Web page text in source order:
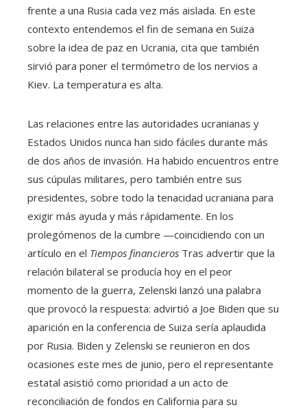
frente a una Rusia cada vez más aislada. En este
contexto entendemos el fin de semana en Suiza
sobre la idea de paz en Ucrania, cita que también
sirvió para poner el termómetro de los nervios a
Kiev. La temperatura es alta.
Las relaciones entre las autoridades ucranianas y
Estados Unidos nunca han sido fáciles durante más
de dos años de invasión. Ha habido encuentros entre
sus cúpulas militares, pero también entre sus
presidentes, sobre todo la tenacidad ucraniana para
exigir más ayuda y más rápidamente. En los
prolegómenos de la cumbre —coincidiendo con un
artículo en el Tiempos financieros Tras advertir que la
relación bilateral se producía hoy en el peor
momento de la guerra, Zelenski lanzó una palabra
que provocó la respuesta: advirtió a Joe Biden que su
aparición en la conferencia de Suiza sería aplaudida
por Rusia. Biden y Zelenski se reunieron en dos
ocasiones este mes de junio, pero el representante
estatal asistió como prioridad a un acto de
reconciliación de fondos en California para su